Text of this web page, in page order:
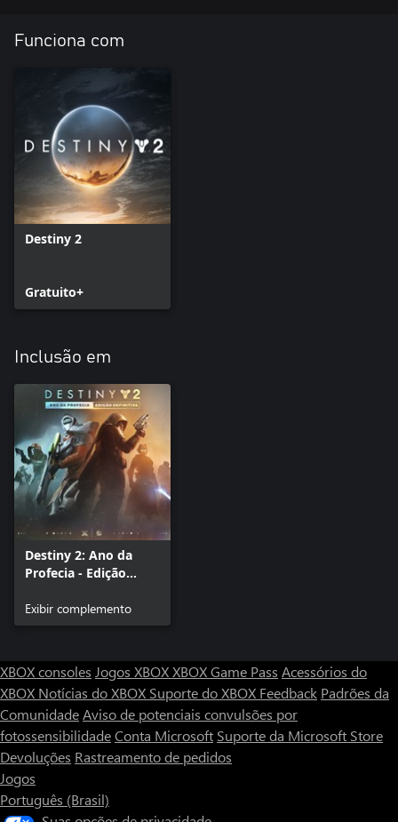
Funciona com
Destiny 2
Gratuito+
Inclusão em
Destiny 2: Ano da
Profecia - Edição
Exibir complemento
XBOX consoles Jogos XBOXXBOX Game Pass Acessórios do
XBOX Notícias do XBOX Suporte do XBOX Feedback Padrões da
ComunidadeAviso de potenciais convulsões por
fotossensibilidadeConta Microsoft Suporte da Microsoft Store
Devoluções Rastreamento de pedidos
Jogos
Português (Brasil)